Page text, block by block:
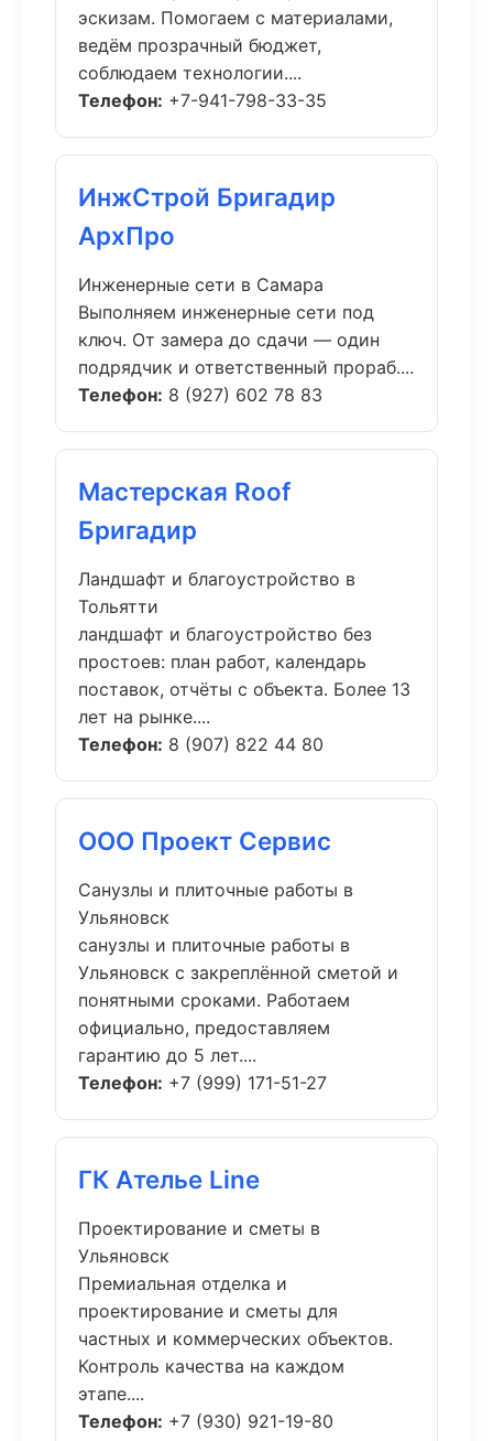
эскизам. Помогаем с материалами,
ведём прозрачный бюджет,
соблюдаем технологии....
Телефон: +7-941-798-33-35
ИнжСтрой Бригадир
АрхПро
Инженерные сети в Самара
Выполняем инженерные сети под
ключ. От замера до сдачи — один
подрядчик и ответственный прораб....
Телефон: 8 (927) 602 78 83
Мастерская Roof
Бригадир
Ландшафт и благоустройство в
Тольятти
ландшафт и благоустройство без
простоев: план работ, календарь
поставок, отчёты с объекта. Более 13
лет на рынке....
Телефон: 8 (907) 822 44 80
ООО Проект Сервис
Санузлы и плиточные работы в
Ульяновск
санузлы и плиточные работы в
Ульяновск с закреплённой сметой и
понятными сроками. Работаем
официально, предоставляем
гарантию до 5 лет....
Телефон: +7 (999) 171-51-27
ГК Ателье Line
Проектирование и сметы в
Ульяновск
Премиальная отделка и
проектирование и сметы для
частных и коммерческих объектов.
Контроль качества на каждом
этапе....
Телефон: +7 (930) 921-19-80